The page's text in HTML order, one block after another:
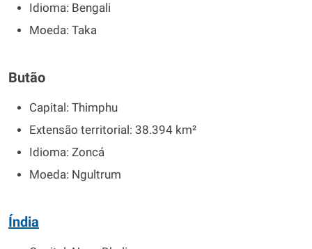
Idioma: Bengali
Moeda: Taka
Butão
Capital: Thimphu
Extensão territorial: 38.394 km²
Idioma: Zoncá
Moeda: Ngultrum
Índia